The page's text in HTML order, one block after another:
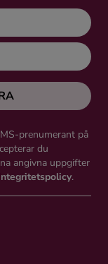
prenumerant på
du
angivna uppgifter
.